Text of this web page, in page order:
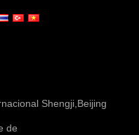
Shengji,Beijing
de